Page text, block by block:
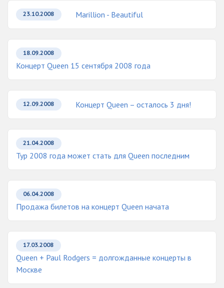
23.10.2008 Marillion - Beautiful
18.09.2008
Концерт Queen 15 сентября 2008 года
12.09.2008 Концерт Queen – осталось 3 дня!
21.04.2008
Тур 2008 года может стать для Queen последним
06.04.2008
Продажа билетов на концерт Queen начата
17.03.2008
Queen + Paul Rodgers = долгожданные концерты в
Москве